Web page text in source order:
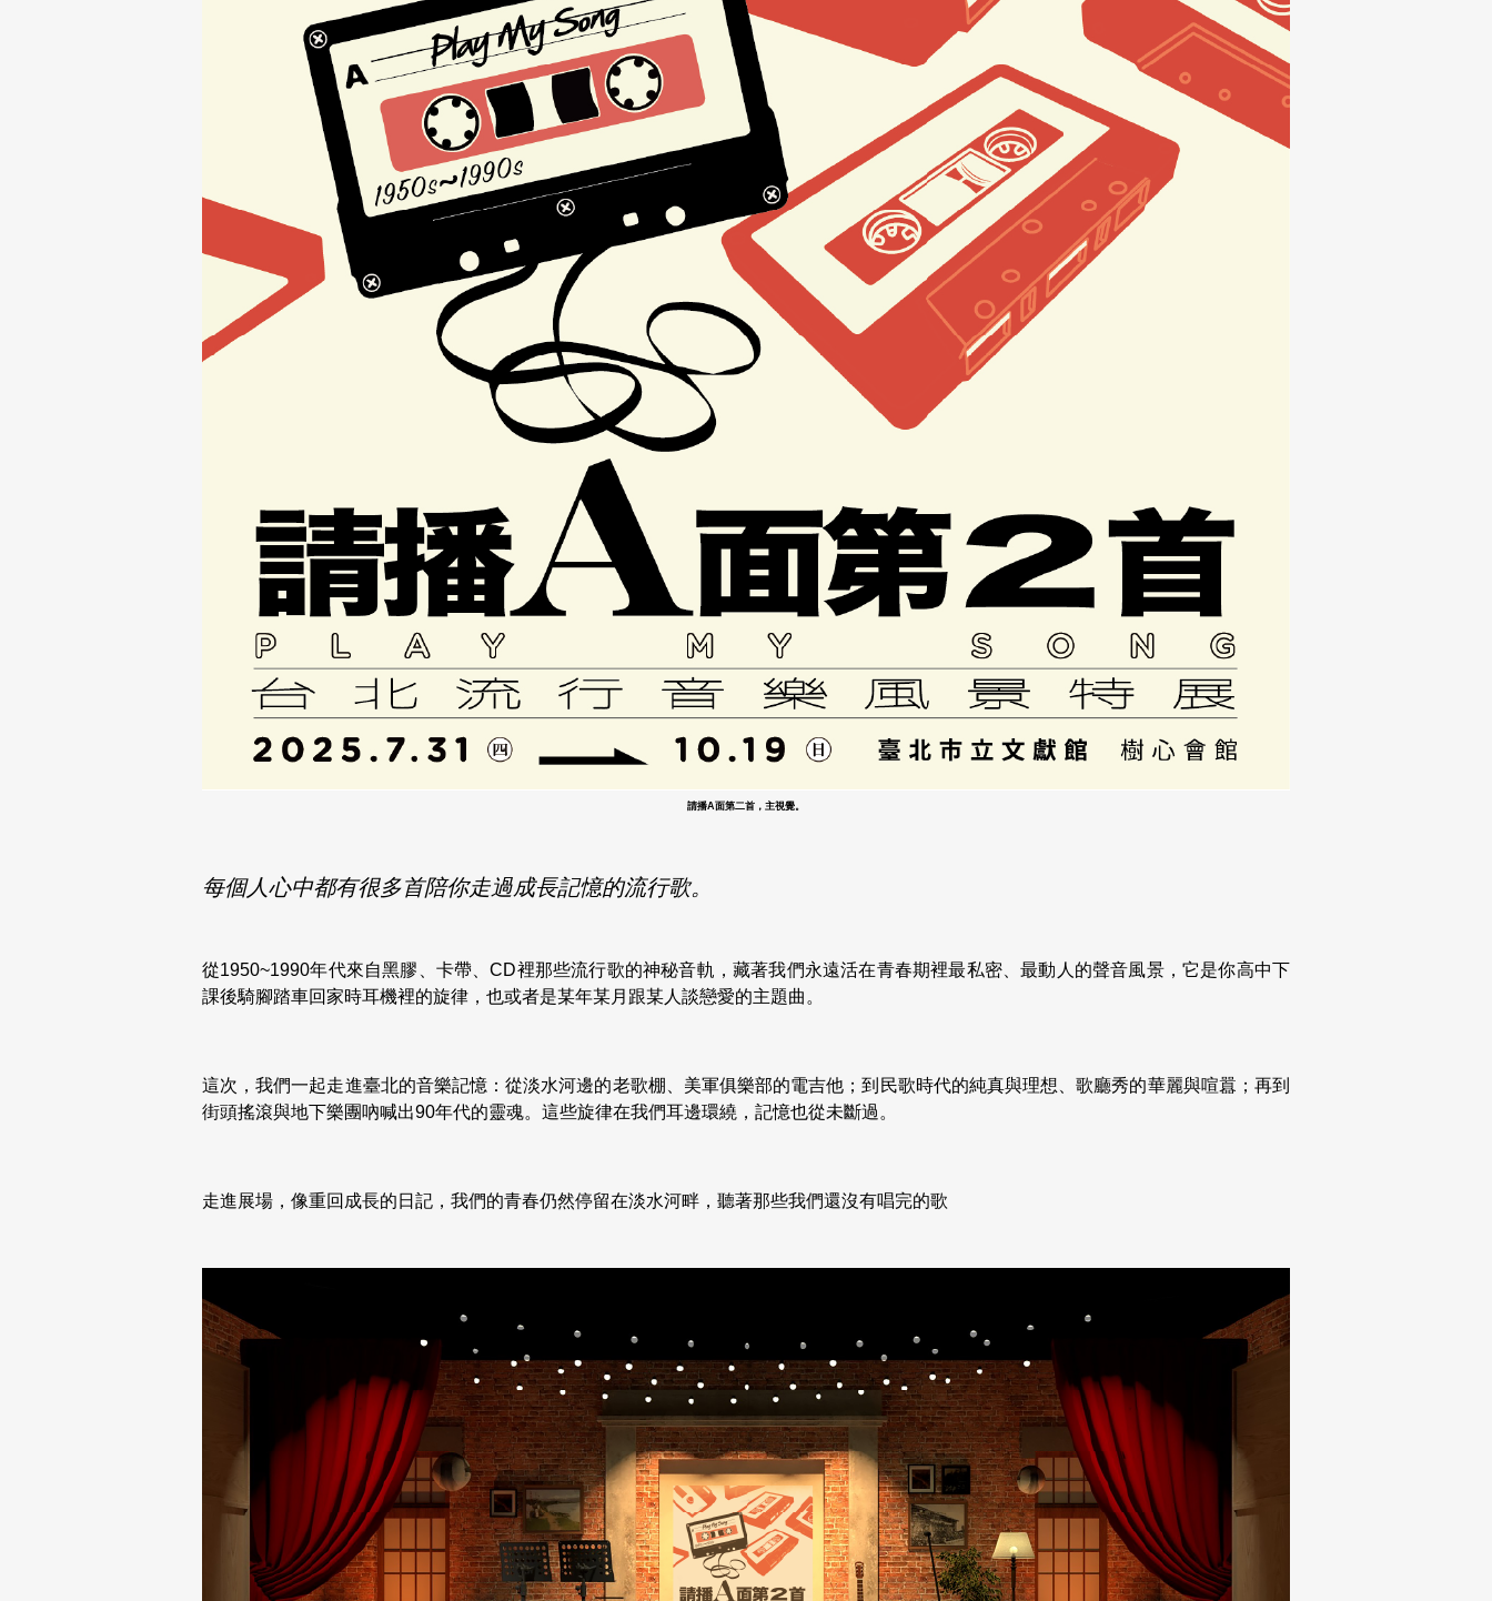
請播A面第二首，主視覺。
每個人心中都有很多首陪你走過成長記憶的流行歌。
從1950~1990年代來自黑膠、卡帶、CD裡那些流行歌的神秘音軌，藏著我們永遠活在青春期裡最私密、最動人的聲音風景，它是你高中下
課後騎腳踏車回家時耳機裡的旋律，也或者是某年某月跟某人談戀愛的主題曲。
這次，我們一起走進臺北的音樂記憶：從淡水河邊的老歌棚、美軍俱樂部的電吉他；到民歌時代的純真與理想、歌廳秀的華麗與喧囂；再到
街頭搖滾與地下樂團吶喊出90年代的靈魂。這些旋律在我們耳邊環繞，記憶也從未斷過。
走進展場，像重回成長的日記，我們的青春仍然停留在淡水河畔，聽著那些我們還沒有唱完的歌